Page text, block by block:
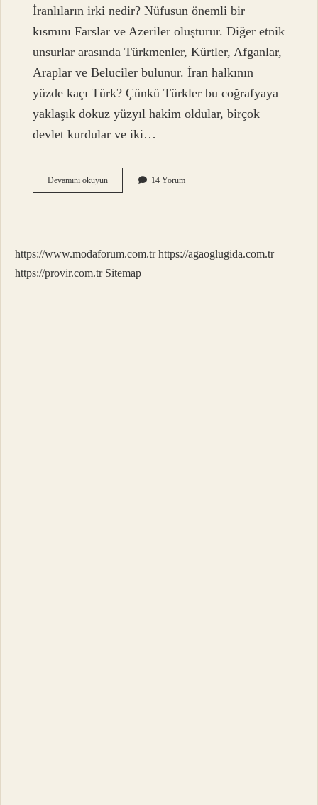
İranlıların irki nedir? Nüfusun önemli bir
kısmını Farslar ve Azeriler oluşturur. Diğer etnik
unsurlar arasında Türkmenler, Kürtler, Afganlar,
Araplar ve Beluciler bulunur. İran halkının
yüzde kaçı Türk? Çünkü Türkler bu coğrafyaya
yaklaşık dokuz yüzyıl hakim oldular, birçok
devlet kurdular ve iki…
Devamını okuyunİRan
Halkı
14 Yorum
https://www.modaforum.com.tr https://agaoglugida.com.tr
https://provir.com.tr Sitemap